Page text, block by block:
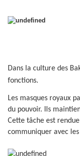
Dans la culture des
fonctions.
Les masques royaux
du pouvoir. Ils
Cette tâche est
communiquer avec